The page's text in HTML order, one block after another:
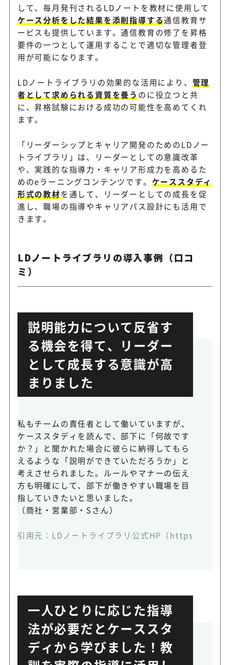
して、毎月発刊されるLDノートを教材に使用して
ケース分析をした結果を添削指導する通信教育サ
ービスも提供しています。通信教育の修了を昇格
要件の一つとして運用することで適切な管理者登
用が可能になります。
LDノートライブラリの効果的な活用により、 管理
者として求められる資質を養う のに役立つと共
に、昇格試験における成功の可能性を高めてくれ
ます。
「リーダーシップとキャリア開発のためのLDノー
トライブラリ」は、リーダーとしての意識改革
や、実践的な指導力・キャリア形成力を高めるた
めのeラーニングコンテンツです。 ケーススタディ
形式の教材を通して、リーダーとしての成長を促
進し、職場の指導やキャリアパス設計にも活用で
きます。
LDノートライブラリの導入事例（口コ
ミ）
説明能力について反省す
る機会を得て、リーダー
として成長する意識が高
まりました
私もチームの責任者として働いていますが、
ケーススタディを読んで、部下に「何故です
か？」と聞かれた場合に彼らに納得してもら
えるような「説明ができていただろうか」と
考えさせられました。ルールやマナーの伝え
方も明確にして、部下が働きやすい職場を目
指していきたいと思いました。
（商社・営業部・Sさん）
引用元： LDノートライブラリ公式HP（https://
一人ひとりに応じた指導
法が必要だとケーススタ
ディから学びました！教